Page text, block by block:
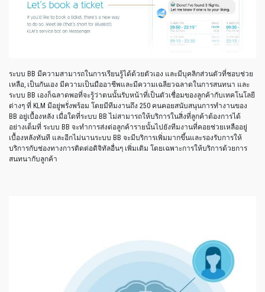
ระบบ BB มีความสามารถในการเรียนรู้ได้ด้วยตัวเอง และมีบุคลิกส่วนตัวที่ชอบช่วย
เหลือ, เป็นกันเอง มีความเป็นมืออาชีพและมีความเฉลียวฉลาดในการสนทนา และ
ระบบ BB เองก็ฉลาดพอที่จะรู้ว่าตนนั้นรับหน้าที่เป็นตัวเชื่อมของลูกค้ากับเทคโนโลยี
ต่างๆ ที่ KLM มีอยู่พรั่งพร้อม โดยมีทีมงานถึง 250 คนคอยสนับสนุนการทำงานของ
BB อยู่เบื้องหลัง เมื่อใดที่ระบบ BB ไม่สามารถให้บริการในสิ่งที่ลูกค้าต้องการได้
อย่างเต็มที่ ระบบ BB จะทำการส่งต่อลูกค้ารายนั้นไปยังทีมงานที่คอยช่วยเหลืออยู่
เบื้องหลังทันที และอีกไม่นานระบบ BB จะมีบริการเพิ่มมากขึ้นและรองรับการให้
บริการกับช่องทางการติดต่อดิจิทัลอื่นๆ เพิ่มเติม โดยเฉพาะการให้บริการด้วยการ
สนทนากับลูกค้า